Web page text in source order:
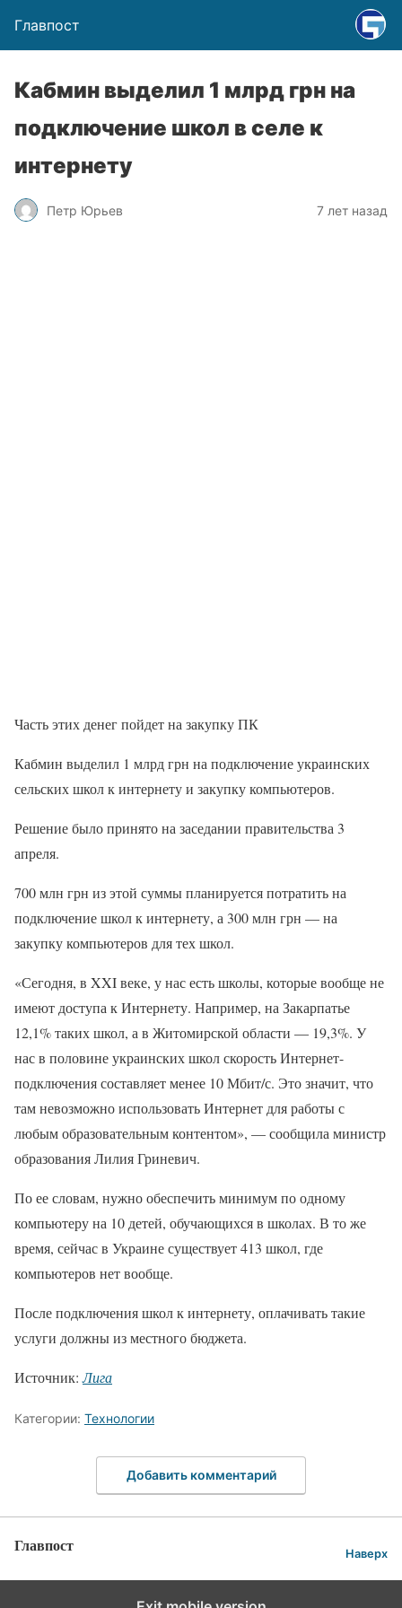
Главпост
Кабмин выделил 1 млрд грн на
подключение школ в селе к
интернету
Петр Юрьев 7 лет назад
Часть этих денег пойдет на закупку ПК
Кабмин выделил 1 млрд грн на подключение украинских
сельских школ к интернету и закупку компьютеров.
Решение было принято на заседании правительства 3
апреля.
700 млн грн из этой суммы планируется потратить на
подключение школ к интернету, а 300 млн грн — на
закупку компьютеров для тех школ.
«Сегодня, в XXI веке, у нас есть школы, которые вообще не
имеют доступа к Интернету. Например, на Закарпатье
12,1% таких школ, а в Житомирской области — 19,3%. У
нас в половине украинских школ скорость Интернет-
подключения составляет менее 10 Мбит/с. Это значит, что
там невозможно использовать Интернет для работы с
любым образовательным контентом», — сообщила министр
образования Лилия Гриневич.
По ее словам, нужно обеспечить минимум по одному
компьютеру на 10 детей, обучающихся в школах. В то же
время, сейчас в Украине существует 413 школ, где
компьютеров нет вообще.
После подключения школ к интернету, оплачивать такие
услуги должны из местного бюджета.
Источник:Лига
Категории: Технологии
Добавить комментарий
Главпост Наверх